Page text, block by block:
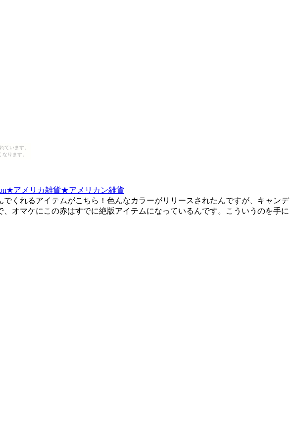
ています。
ります。
アメリカ雑貨★アメリカン雑貨
くれるアイテムがこちら！色んなカラーがリリースされたんですが、キャンデ
オマケにこの赤はすでに絶版アイテムになっているんです。こういうのを手に